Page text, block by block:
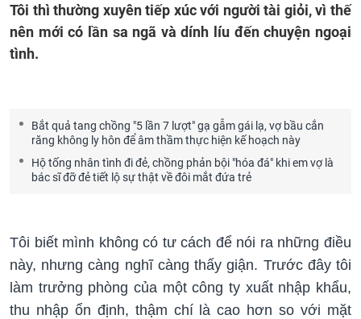
Tôi thì thường xuyên tiếp xúc với người tài giỏi, vì thế
nên mới có lần sa ngã và dính líu đến chuyện ngoại
tình.
Bắt quả tang chồng "5 lần 7 lượt" gạ gẫm gái lạ, vợ bầu cắn
răng không ly hôn để âm thầm thực hiện kế hoạch này
Hộ tống nhân tình đi đẻ, chồng phản bội "hóa đá" khi em vợ là
bác sĩ đỡ đẻ tiết lộ sự thật về đôi mắt đứa trẻ
Tôi biết mình không có tư cách để nói ra những điều
này, nhưng càng nghĩ càng thấy giận. Trước đây tôi
làm trưởng phòng của một công ty xuất nhập khẩu,
thu nhập ổn định, thậm chí là cao hơn so với mặt